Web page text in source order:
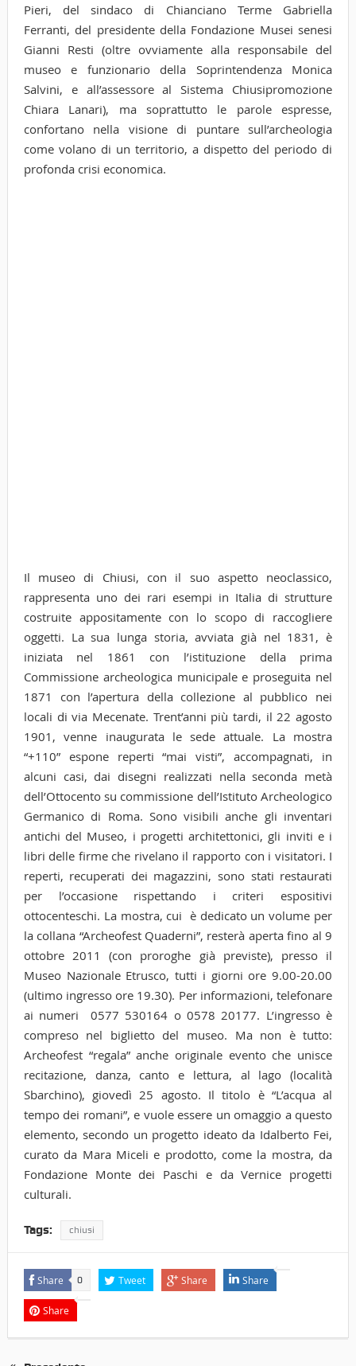
Pieri, del sindaco di Chianciano Terme Gabriella
Ferranti, del presidente della Fondazione Musei senesi
Gianni Resti (oltre ovviamente alla responsabile del
museo e funzionario della Soprintendenza Monica
Salvini, e all’assessore al Sistema Chiusipromozione
Chiara Lanari), ma soprattutto le parole espresse,
confortano nella visione di puntare sull’archeologia
come volano di un territorio, a dispetto del periodo di
profonda crisi economica.
Il museo di Chiusi, con il suo aspetto neoclassico,
rappresenta uno dei rari esempi in Italia di strutture
costruite appositamente con lo scopo di raccogliere
oggetti. La sua lunga storia, avviata già nel 1831, è
iniziata nel 1861 con l’istituzione della prima
Commissione archeologica municipale e proseguita nel
1871 con l’apertura della collezione al pubblico nei
locali di via Mecenate. Trent’anni più tardi, il 22 agosto
1901, venne inaugurata le sede attuale. La mostra
“+110” espone reperti “mai visti”, accompagnati, in
alcuni casi, dai disegni realizzati nella seconda metà
dell’Ottocento su commissione dell’Istituto Archeologico
Germanico di Roma. Sono visibili anche gli inventari
antichi del Museo, i progetti architettonici, gli inviti e i
libri delle firme che rivelano il rapporto con i visitatori. I
reperti, recuperati dei magazzini, sono stati restaurati
per l’occasione rispettando i criteri espositivi
ottocenteschi. La mostra, cui è dedicato un volume per
la collana “Archeofest Quaderni”, resterà aperta fino al 9
ottobre 2011 (con proroghe già previste), presso il
Museo Nazionale Etrusco, tutti i giorni ore 9.00-20.00
(ultimo ingresso ore 19.30). Per informazioni, telefonare
ai numeri 0577 530164 o 0578 20177. L’ingresso è
compreso nel biglietto del museo. Ma non è tutto:
Archeofest “regala” anche originale evento che unisce
recitazione, danza, canto e lettura, al lago (località
Sbarchino), giovedì 25 agosto. Il titolo è “L’acqua al
tempo dei romani”, e vuole essere un omaggio a questo
elemento, secondo un progetto ideato da Idalberto Fei,
curato da Mara Miceli e prodotto, come la mostra, da
Fondazione Monte dei Paschi e da Vernice progetti
culturali.
Tags: chiusi
Share 0 Tweet Share Share
Share